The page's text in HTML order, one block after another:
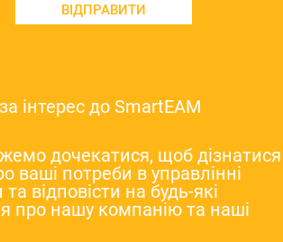
ВІДПРАВИТИ
інтерес до SmartEAM
дочекатися, щоб дізнатися
ваші потреби в управлінні
відповісти на будь-які
про нашу компанію та наші